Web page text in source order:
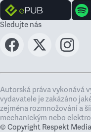
Sledujte nás
Autorská práva vykonává
vydavatele je zakázáno
zejména rozmnožování a
mechanickým nebo
© Copyright Respekt Media